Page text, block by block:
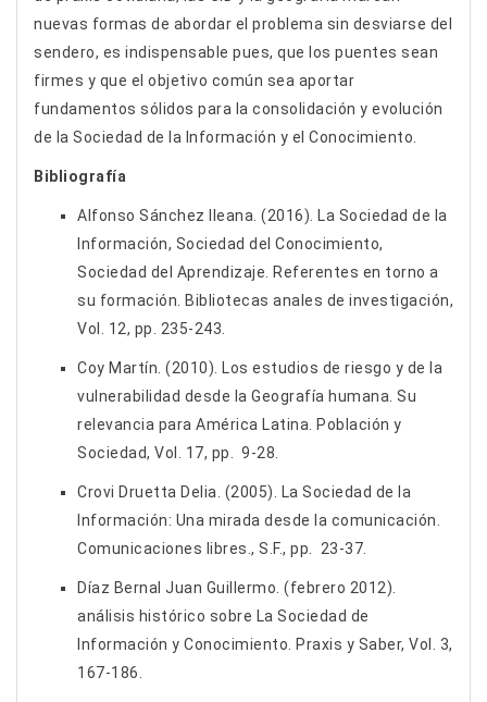
nuevas formas de abordar el problema sin desviarse del
sendero, es indispensable pues, que los puentes sean
firmes y que el objetivo común sea aportar
fundamentos sólidos para la consolidación y evolución
de la Sociedad de la Información y el Conocimiento.
Bibliografía
Alfonso Sánchez Ileana. (2016). La Sociedad de la
Información, Sociedad del Conocimiento,
Sociedad del Aprendizaje. Referentes en torno a
su formación. Bibliotecas anales de investigación,
Vol. 12, pp. 235-243.
Coy Martín. (2010). Los estudios de riesgo y de la
vulnerabilidad desde la Geografía humana. Su
relevancia para América Latina. Población y
Sociedad, Vol. 17, pp. 9-28.
Crovi Druetta Delia. (2005). La Sociedad de la
Información: Una mirada desde la comunicación.
Comunicaciones libres., S.F., pp. 23-37.
Díaz Bernal Juan Guillermo. (febrero 2012).
análisis histórico sobre La Sociedad de
Información y Conocimiento. Praxis y Saber, Vol. 3,
167-186.